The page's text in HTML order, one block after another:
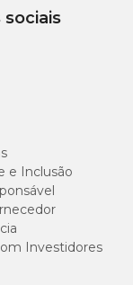
e Inclusão
Investidores
sociais